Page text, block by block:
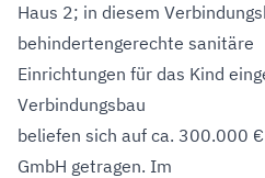
Haus 2; in diesem
behindertengerechte sanitäre
Einrichtungen für das Kind
Verbindungsbau
beliefen sich auf ca. 300.000
GmbH getragen. Im